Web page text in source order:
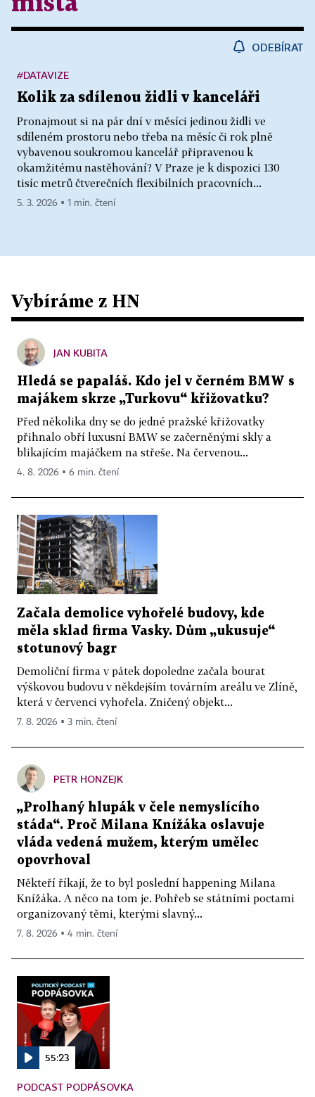
ODEBÍRAT
Kolik za sdílenou židli v kanceláři
Pronajmout si na pár dní v měsíci jedinou židli ve
sdíleném prostoru nebo třeba na měsíc či rok plně
vybavenou soukromou kancelář připravenou k
okamžitému nastěhování? V Praze je k dispozici 130
tisíc metrů čtverečních flexibilních pracovních...
#DATAVIZE
5. 3. 2026 ▪ 1 min. čtení
Vybíráme z HN
JAN KUBITA
Hledá se papaláš. Kdo jel v černém BMW s
majákem skrze „Turkovu“ křižovatku?
Před několika dny se do jedné pražské křižovatky
přihnalo obří luxusní BMW se začerněnými skly a
blikajícím majáčkem na střeše. Na červenou...
4. 8. 2026 ▪ 6 min. čtení
Začala demolice vyhořelé budovy, kde
měla sklad firma Vasky. Dům „ukusuje“
stotunový bagr
Demoliční firma v pátek dopoledne začala bourat
výškovou budovu v někdejším továrním areálu ve Zlíně,
která v červenci vyhořela. Zničený objekt...
7. 8. 2026 ▪ 3 min. čtení
PETR HONZEJK
„Prolhaný hlupák v čele nemyslícího
stáda“. Proč Milana Knížáka oslavuje
vláda vedená mužem, kterým umělec
opovrhoval
Někteří říkají, že to byl poslední happening Milana
Knížáka. A něco na tom je. Pohřeb se státními poctami
organizovaný těmi, kterými slavný...
7. 8. 2026 ▪ 4 min. čtení
55:23
PODCAST PODPÁSOVKA